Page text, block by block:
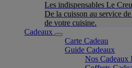
Les indispensables Le
De la cuisson au service
de votre cuisine.
Cadeaux
Carte Cadeau
Guide Cadeaux
Nos Cadeaux